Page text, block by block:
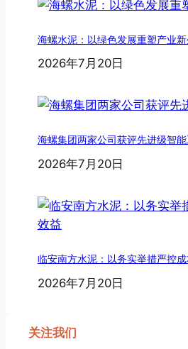
海螺水泥：以绿色发展重塑产业
2026年7月20日
海螺集团两家公司获评先进级智
2026年7月20日
临安南方水泥：以务实举措严控
2026年7月20日
关注我们